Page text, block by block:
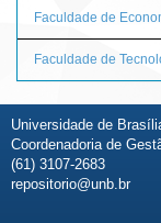
Faculdade de
Faculdade de
Universidade de
Coordenadoria de
(61) 3107-2683
repositorio@unb.br